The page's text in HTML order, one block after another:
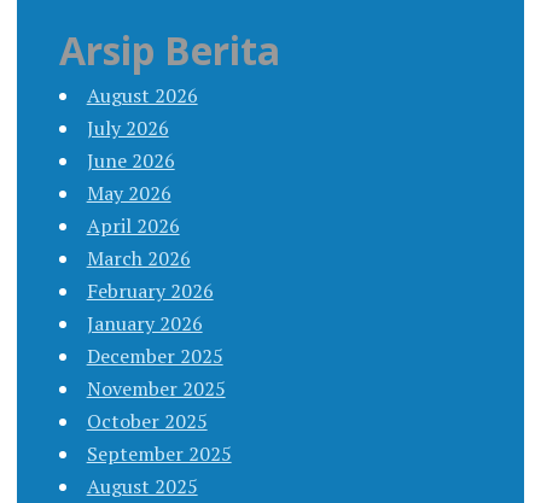
Arsip Berita
August 2026
July 2026
June 2026
May 2026
April 2026
March 2026
February 2026
January 2026
December 2025
November 2025
October 2025
September 2025
August 2025